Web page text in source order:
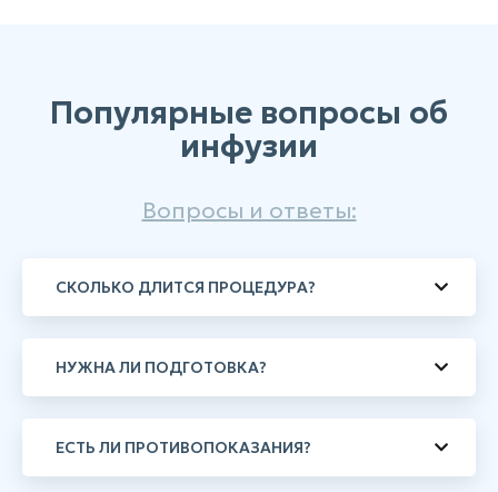
Популярные вопросы об
инфузии
Вопросы и ответы:
СКОЛЬКО ДЛИТСЯ ПРОЦЕДУРА?
НУЖНА ЛИ ПОДГОТОВКА?
ЕСТЬ ЛИ ПРОТИВОПОКАЗАНИЯ?